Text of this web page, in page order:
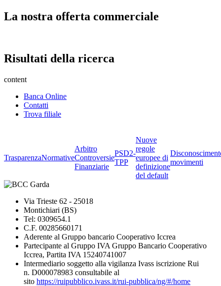
La nostra offerta commerciale
Risultati della ricerca
content
Banca Online
Contatti
Trova filiale
TrasparenzaNormative
Arbitro
Controversie
Finanziarie
PSD2-
TPP
Nuove
regole
europee di
definizione
del default
movimenti
Via Trieste 62 - 25018
Montichiari (BS)
Tel: 0309654.1
C.F. 00285660171
Aderente al Gruppo bancario Cooperativo Iccrea
Partecipante al Gruppo IVA Gruppo Bancario Cooperativo
Iccrea, Partita IVA 15240741007
Intermediario soggetto alla vigilanza Ivass iscrizione Rui
n. D000078983 consultabile al
sito https://ruipubblico.ivass.it/rui-pubblica/ng/#/home